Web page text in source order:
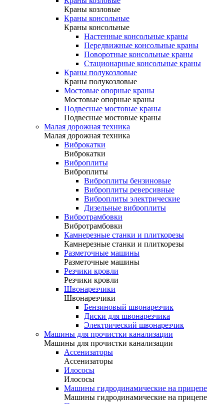
Краны козловые
Краны консольные
Краны консольные
Настенные консольные краны
Передвижные консольные краны
Поворотные консольные краны
Стационарные консольные краны
Краны полукозловые
Краны полукозловые
Мостовые опорные краны
Мостовые опорные краны
Подвесные мостовые краны
Подвесные мостовые краны
Малая дорожная техника
Малая дорожная техника
Виброкатки
Виброкатки
Виброплиты
Виброплиты
Виброплиты бензиновые
Виброплиты реверсивные
Виброплиты электрические
Дизельные виброплиты
Вибротрамбовки
Вибротрамбовки
Камнерезные станки и плиткорезы
Камнерезные станки и плиткорезы
Разметочные машины
Разметочные машины
Резчики кровли
Резчики кровли
Швонарезчики
Швонарезчики
Бензиновый швонарезчик
Диски для швонарезчика
Электрический швонарезчик
Машины для прочистки канализации
Машины для прочистки канализации
Ассенизаторы
Ассенизаторы
Илососы
Илососы
Машины гидродинамические на прицепе
Машины гидродинамические на прицепе